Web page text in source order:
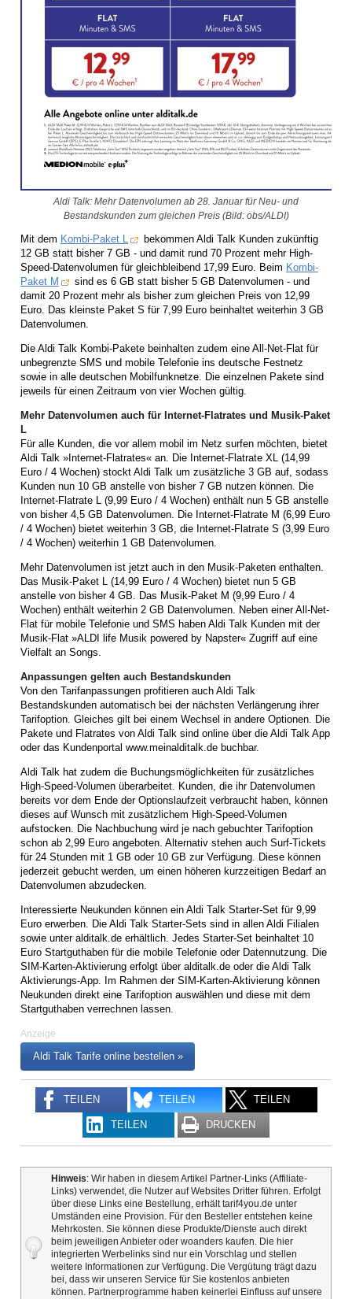
Aldi Talk: Mehr Datenvolumen ab 28. Januar für Neu- und
Bestandskunden zum gleichen Preis (Bild: obs/ALDI)
Mit dem Kombi-Paket L
bekommen Aldi Talk Kunden zukünftig
12 GB statt bisher 7 GB - und damit rund 70 Prozent mehr High-
Speed-Datenvolumen für gleichbleibend 17,99 Euro. Beim Kombi-
Paket M
sind es 6 GB statt bisher 5 GB Datenvolumen - und
damit 20 Prozent mehr als bisher zum gleichen Preis von 12,99
Euro. Das kleinste Paket S für 7,99 Euro beinhaltet weiterhin 3 GB
Datenvolumen.
Die Aldi Talk Kombi-Pakete beinhalten zudem eine All-Net-Flat für
unbegrenzte SMS und mobile Telefonie ins deutsche Festnetz
sowie in alle deutschen Mobilfunknetze. Die einzelnen Pakete sind
jeweils für einen Zeitraum von vier Wochen gültig.
Mehr Datenvolumen auch für Internet-Flatrates und Musik-Paket
L
Für alle Kunden, die vor allem mobil im Netz surfen möchten, bietet
Aldi Talk »Internet-Flatrates« an. Die Internet-Flatrate XL (14,99
Euro / 4 Wochen) stockt Aldi Talk um zusätzliche 3 GB auf, sodass
Kunden nun 10 GB anstelle von bisher 7 GB nutzen können. Die
Internet-Flatrate L (9,99 Euro / 4 Wochen) enthält nun 5 GB anstelle
von bisher 4,5 GB Datenvolumen. Die Internet-Flatrate M (6,99 Euro
/ 4 Wochen) bietet weiterhin 3 GB, die Internet-Flatrate S (3,99 Euro
/ 4 Wochen) weiterhin 1 GB Datenvolumen.
Mehr Datenvolumen ist jetzt auch in den Musik-Paketen enthalten.
Das Musik-Paket L (14,99 Euro / 4 Wochen) bietet nun 5 GB
anstelle von bisher 4 GB. Das Musik-Paket M (9,99 Euro / 4
Wochen) enthält weiterhin 2 GB Datenvolumen. Neben einer All-Net-
Flat für mobile Telefonie und SMS haben Aldi Talk Kunden mit der
Musik-Flat »ALDI life Musik powered by Napster« Zugriff auf eine
Vielfalt an Songs.
Anpassungen gelten auch Bestandskunden
Von den Tarifanpassungen profitieren auch Aldi Talk
Bestandskunden automatisch bei der nächsten Verlängerung ihrer
Tarifoption. Gleiches gilt bei einem Wechsel in andere Optionen. Die
Pakete und Flatrates von Aldi Talk sind online über die Aldi Talk App
oder das Kundenportal www.meinalditalk.de buchbar.
Aldi Talk hat zudem die Buchungsmöglichkeiten für zusätzliches
High-Speed-Volumen überarbeitet. Kunden, die ihr Datenvolumen
bereits vor dem Ende der Optionslaufzeit verbraucht haben, können
dieses auf Wunsch mit zusätzlichem High-Speed-Volumen
aufstocken. Die Nachbuchung wird je nach gebuchter Tarifoption
schon ab 2,99 Euro angeboten. Alternativ stehen auch Surf-Tickets
für 24 Stunden mit 1 GB oder 10 GB zur Verfügung. Diese können
jederzeit gebucht werden, um einen höheren kurzzeitigen Bedarf an
Datenvolumen abzudecken.
Interessierte Neukunden können ein Aldi Talk Starter-Set für 9,99
Euro erwerben. Die Aldi Talk Starter-Sets sind in allen Aldi Filialen
sowie unter alditalk.de erhältlich. Jedes Starter-Set beinhaltet 10
Euro Startguthaben für die mobile Telefonie oder Datennutzung. Die
SIM-Karten-Aktivierung erfolgt über alditalk.de oder die Aldi Talk
Aktivierungs-App. Im Rahmen der SIM-Karten-Aktivierung können
Neukunden direkt eine Tarifoption auswählen und diese mit dem
Startguthaben verrechnen lassen.
Anzeige
Aldi Talk Tarife online bestellen »
TEILEN TEILEN TEILEN
TEILEN DRUCKEN
Hinweis: Wir haben in diesem Artikel Partner-Links (Affiliate-
Links) verwendet, die Nutzer auf Websites Dritter führen. Erfolgt
über diese Links eine Bestellung, erhält tarif4you.de unter
Umständen eine Provision. Für den Besteller entstehen keine
Mehrkosten. Sie können diese Produkte/Dienste auch direkt
beim jeweiligen Anbieter oder woanders kaufen. Die hier
integrierten Werbelinks sind nur ein Vorschlag und stellen
weitere Informationen zur Verfügung. Die Vergütung trägt dazu
bei, dass wir unseren Service für Sie kostenlos anbieten
können. Partnerprogramme haben keinerlei Einfluss auf unsere